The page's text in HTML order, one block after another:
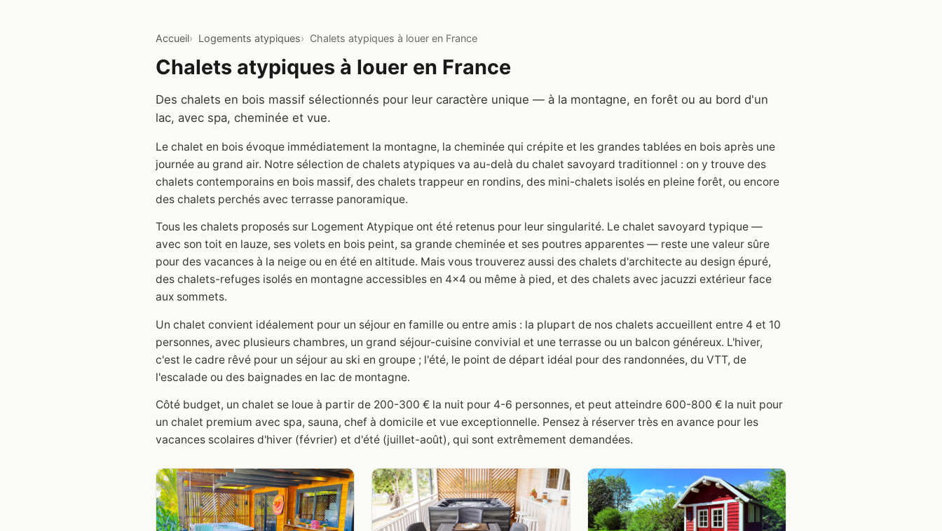
Accueil Logements atypiques Chalets atypiques à louer en France
Chalets atypiques à louer en France
Des chalets en bois massif sélectionnés pour leur caractère unique — à la montagne, en forêt ou au bord d'un
lac, avec spa, cheminée et vue.
Le chalet en bois évoque immédiatement la montagne, la cheminée qui crépite et les grandes tablées en bois après une
journée au grand air. Notre sélection de chalets atypiques va au-delà du chalet savoyard traditionnel : on y trouve des
chalets contemporains en bois massif, des chalets trappeur en rondins, des mini-chalets isolés en pleine forêt, ou encore
des chalets perchés avec terrasse panoramique.
Tous les chalets proposés sur Logement Atypique ont été retenus pour leur singularité. Le chalet savoyard typique —
avec son toit en lauze, ses volets en bois peint, sa grande cheminée et ses poutres apparentes — reste une valeur sûre
pour des vacances à la neige ou en été en altitude. Mais vous trouverez aussi des chalets d'architecte au design épuré,
des chalets-refuges isolés en montagne accessibles en 4x4 ou même à pied, et des chalets avec jacuzzi extérieur face
aux sommets.
Un chalet convient idéalement pour un séjour en famille ou entre amis : la plupart de nos chalets accueillent entre 4 et 10
personnes, avec plusieurs chambres, un grand séjour-cuisine convivial et une terrasse ou un balcon généreux. L'hiver,
c'est le cadre rêvé pour un séjour au ski en groupe ; l'été, le point de départ idéal pour des randonnées, du VTT, de
l'escalade ou des baignades en lac de montagne.
Côté budget, un chalet se loue à partir de 200-300 € la nuit pour 4-6 personnes, et peut atteindre 600-800 € la nuit pour
un chalet premium avec spa, sauna, chef à domicile et vue exceptionnelle. Pensez à réserver très en avance pour les
vacances scolaires d'hiver (février) et d'été (juillet-août), qui sont extrêmement demandées.